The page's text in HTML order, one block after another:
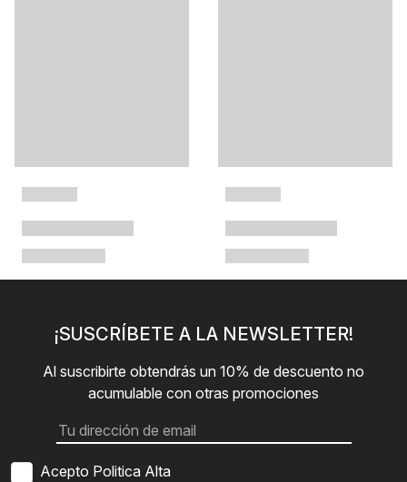
¡SUSCRÍBETE A LA NEWSLETTER!
Al suscribirte obtendrás un 10% de descuento no
acumulable con otras promociones
Acepto Politica Alta